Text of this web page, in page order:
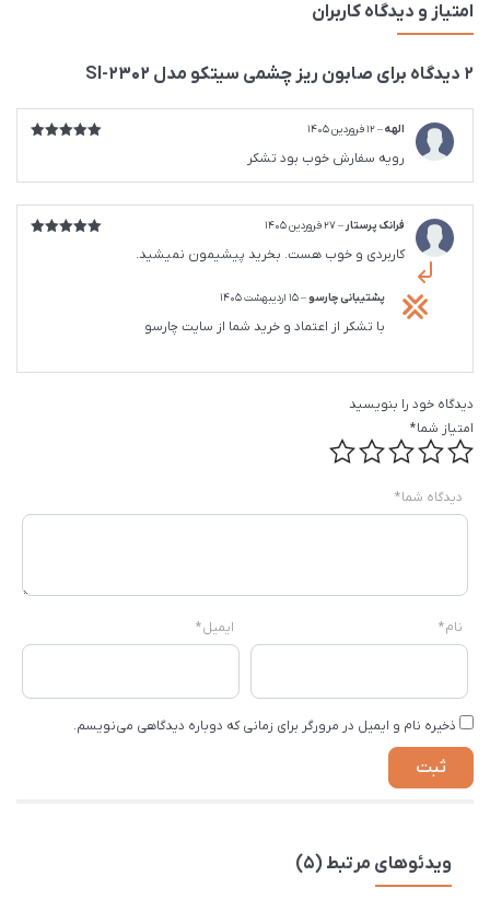
امتیاز و دیدگاه کاربران
2 دیدگاه برای صابون ریز چشمی سیتکو مدل SI-2302
الهه–12 فروردین 1405
رویه سفارش خوب بود تشکر
فرانک پرستار–27 فروردین 1405
کاربردی و خوب هست. بخرید پیشیمون نمیشید.
پشتیبانی چارسو–15 اردیبهشت 1405
با تشکر از اعتماد و خرید شما از سایت چارسو
دیدگاه خود را بنویسید
امتیاز شما*
دیدگاه شما*
نام* ایمیل*
ذخیره نام و ایمیل در مرورگر برای زمانی که دوباره دیدگاهی می‌نویسم.
ویدئوهای مرتبط (5)